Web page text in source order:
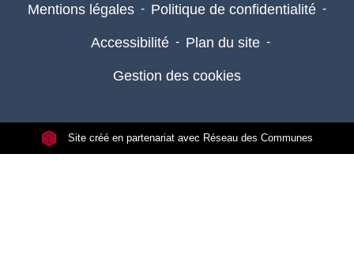
Mentions légales - Politique de confidentialité -
Accessibilité - Plan du site -
Gestion des cookies
Site créé en partenariat avec Réseau des Communes